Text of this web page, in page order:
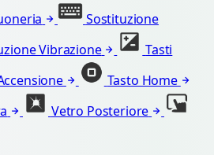
Sostituzione
Vibrazione
Tasti
Tasto Home
Vetro Posteriore